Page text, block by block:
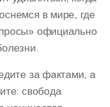
в мире, где
официально
за фактами, а
свобода